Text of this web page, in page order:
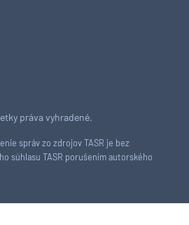
práva vyhradené.
správ zo zdrojov TASR je bez
súhlasu TASR porušením autorského